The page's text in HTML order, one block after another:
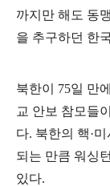
까지만 해도 동
을 추구하던 한
북한이 75일 만에
교 안보 참모들
다. 북한의 핵·미
되는 만큼 워싱
있다.